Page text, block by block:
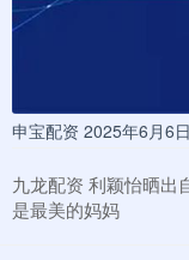
申宝配资 2025年6月6
九龙配资 利颖怡晒
是最美的妈妈